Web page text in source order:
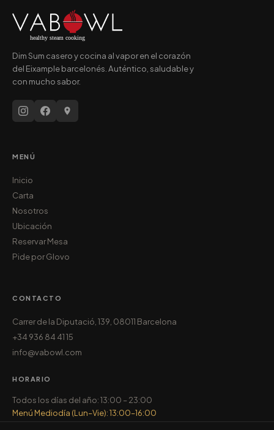
Dim Sum casero y cocina al vapor en el corazón
del Eixample barcelonés. Auténtico, saludable y
con mucho sabor.
MENÚ
Inicio
Carta
Nosotros
Ubicación
Reservar Mesa
Pide por Glovo
CONTACTO
Carrer de la Diputació, 139, 08011 Barcelona
+34 936 84 41 15
info@vabowl.com
HORARIO
Todos los días del año: 13:00 – 23:00
Menú Mediodía (Lun–Vie): 13:00–16:00